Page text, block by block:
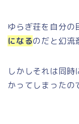
ゆらぎ荘を自分の
になるのだと幻流
しかしそれは同
かってしまったの